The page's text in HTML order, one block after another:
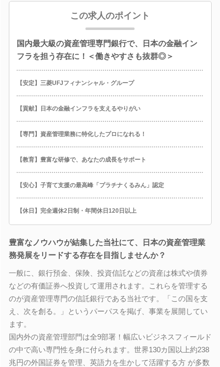
この求人のポイント
国内最大級の資産管理専門銀行で、日本の金融イン
フラを担う存在に！＜働きやすさも抜群◎＞
【安定】三菱UFJフィナンシャル・グループ
【貢献】日本の金融インフラを支えるやりがい
【専門】資産管理業務に特化したプロになれる！
【教育】豊富な研修で、あなたの成長をサポート
【安心】子育て支援の最高峰「プラチナくるみん」認定
【休日】完全週休2日制・年間休日120日以上
豊富なノウハウが結集した当社にて、日本の資産管理業
務発展をリードする存在を目指しませんか？
一般に、銀行預金、保険、投資信託などの資産は株式や債券
などの有価証券へ投資して運用されます。これらを管理する
のが資産管理専門の信託銀行である当社です。「この国を支
え、次を創る。」というパーパスを掲げ、事業を展開してい
ます。
国内外の資産管理部門は全9部署！幅広いビジネスフィールド
の中で高い専門性を身に付られます。世界130カ国以上約238
兆円の外国証券を管理、英語力を生かして活躍する方 が多数